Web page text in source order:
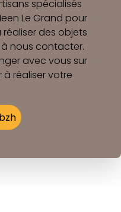
spécialisés
Le Grand pour
des objets
à nous contacter.
avec vous sur
réaliser votre